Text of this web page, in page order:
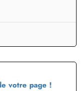
votre page !